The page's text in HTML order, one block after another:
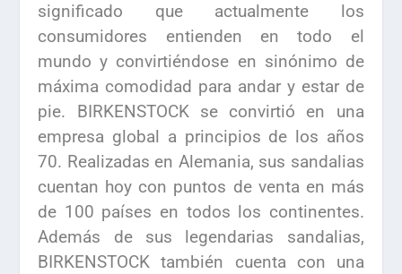
significado que actualmente los
consumidores entienden en todo el
mundo y convirtiéndose en sinónimo de
máxima comodidad para andar y estar de
pie. BIRKENSTOCK se convirtió en una
empresa global a principios de los años
70. Realizadas en Alemania, sus sandalias
cuentan hoy con puntos de venta en más
de 100 países en todos los continentes.
Además de sus legendarias sandalias,
BIRKENSTOCK también cuenta con una